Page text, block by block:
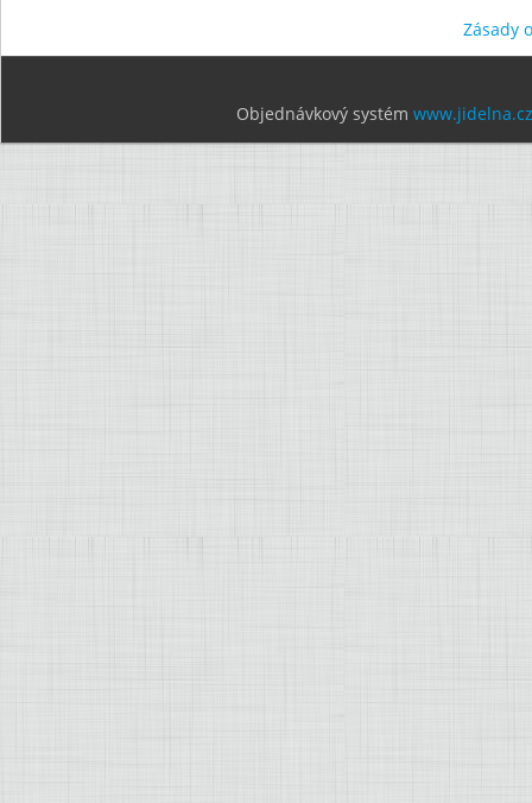
Zásady
Objednávkový systém www.jidelna.cz